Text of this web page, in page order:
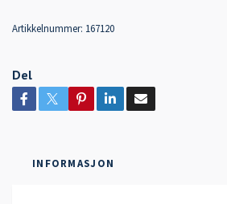
Artikkelnummer: 167120
Del
INFORMASJON